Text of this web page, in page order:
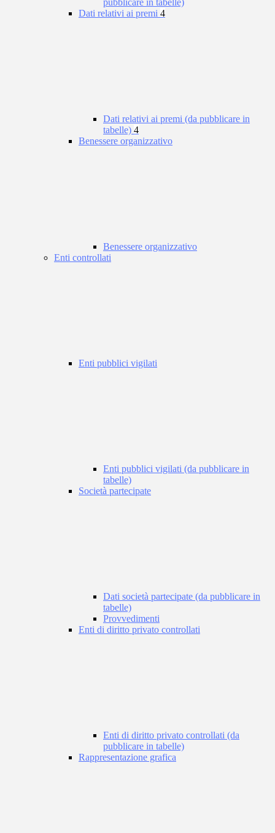
pubblicare in tabelle)
Dati relativi ai premi 4
Dati relativi ai premi (da pubblicare in
tabelle) 4
Benessere organizzativo
Benessere organizzativo
Enti controllati
Enti pubblici vigilati
Enti pubblici vigilati (da pubblicare in
tabelle)
Società partecipate
Dati società partecipate (da pubblicare in
tabelle)
Provvedimenti
Enti di diritto privato controllati
Enti di diritto privato controllati (da
pubblicare in tabelle)
Rappresentazione grafica